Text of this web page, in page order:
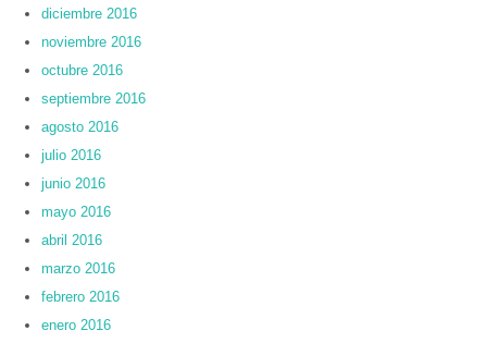
diciembre 2016
noviembre 2016
octubre 2016
septiembre 2016
agosto 2016
julio 2016
junio 2016
mayo 2016
abril 2016
marzo 2016
febrero 2016
enero 2016